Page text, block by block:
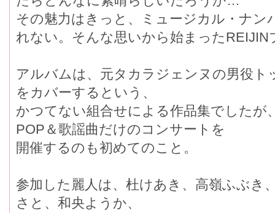
その魅力はきっと、ミュージカル・ナン
れない。そんな思いから始まったREIJIN
アルバムは、元タカラジェンヌの男役ト
をカバーするという、
かつてない組合せによる作品集でしたが
POP＆歌謡曲だけのコンサートを
開催するのも初めてのこと。
参加した麗人は、杜けあき、高嶺ふぶき
さと、和央ようか、